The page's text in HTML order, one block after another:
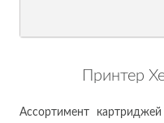
Принтер
Ассортимент